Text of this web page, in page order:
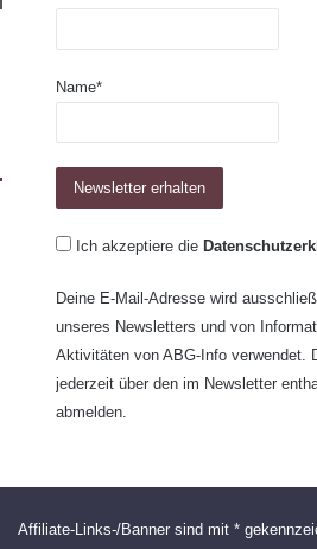
Name*
Ich akzeptiere die
Deine E-Mail-Adresse wird
unseres Newsletters und von
Aktivitäten von ABG-Info verwendet.
jederzeit über den im Newsletter
abmelden.
Affiliate-Links-/Banner sind mit *